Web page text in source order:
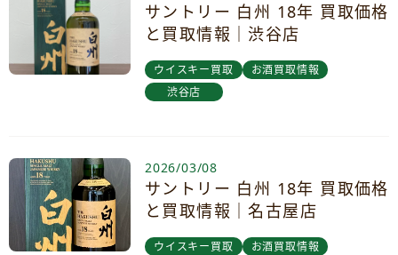
サントリー 白州 18年 買取価格
と買取情報｜渋谷店
ウイスキー買取
お酒買取情報
渋谷店
2026/03/08
サントリー 白州 18年 買取価格
と買取情報｜名古屋店
ウイスキー買取
お酒買取情報